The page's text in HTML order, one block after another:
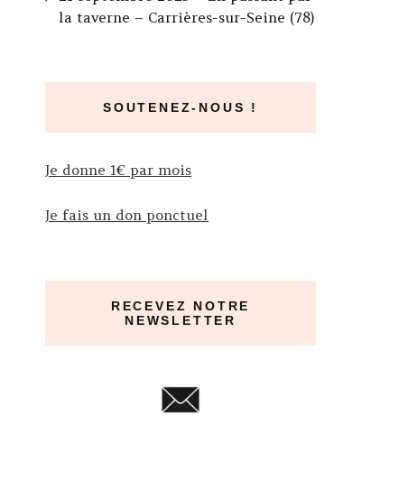
la taverne – Carrières-sur-Seine (78)
SOUTENEZ-NOUS !
Je donne 1€ par mois
Je fais un don ponctuel
RECEVEZ NOTRE
NEWSLETTER